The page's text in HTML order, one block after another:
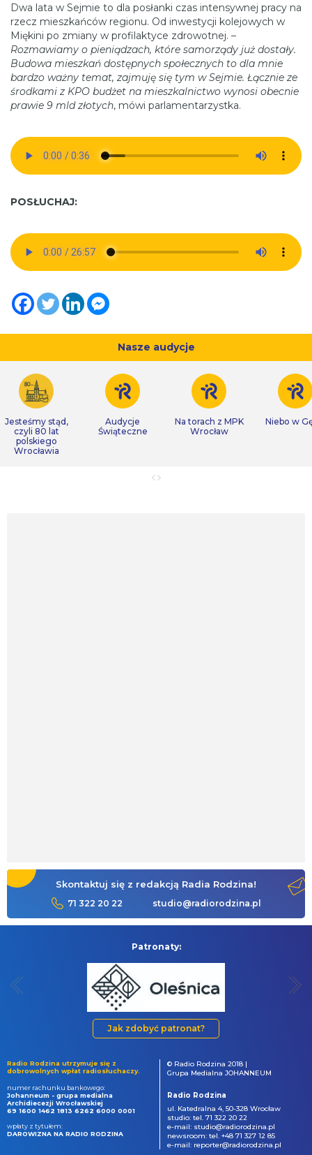
Dwa lata w Sejmie to dla posłanki czas intensywnej pracy na
rzecz mieszkańców regionu. Od inwestycji kolejowych w
Miękini po zmiany w profilaktyce zdrowotnej. –
Rozmawiamy o pieniądzach, które samorządy już dostały.
Budowa mieszkań dostępnych społecznych to dla mnie
bardzo ważny temat, zajmuję się tym w Sejmie. Łącznie ze
środkami z KPO budżet na mieszkalnictwo wynosi obecnie
prawie 9 mld złotych, mówi parlamentarzystka.
POSŁUCHAJ:
Nasze audycje
Jesteśmy stąd,
czyli 80 lat
polskiego
Wrocławia
Audycje
Świąteczne
Na torach z MPK
Wrocław
Niebo w
Skontaktuj się z redakcją Radia Rodzina!
71 322 20 22 studio@radiorodzina.pl
Patronaty:
Jak zdobyć patronat?
Radio Rodzina utrzymuje się z
dobrowolnych wpłat radiosłuchaczy.
numer rachunku bankowego:
Johanneum - grupa medialna
Archidiecezji Wrocławskiej
69 1600 1462 1813 6262 6000 0001
wpłaty z tytułem:
DAROWIZNA NA RADIO RODZINA
© Radio Rodzina 2018 |
Grupa Medialna JOHANNEUM
Radio Rodzina
ul. Katedralna 4, 50-328 Wrocław
studio: tel. 71 322 20 22
e-mail: studio@radiorodzina.pl
newsroom: tel. +48 71 327 12 85
e-mail: reporter@radiorodzina.pl